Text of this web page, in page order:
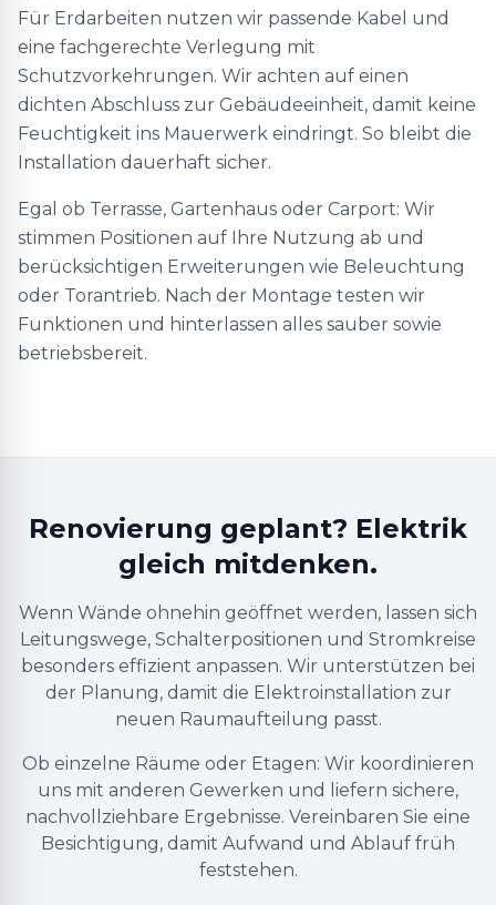
Für Erdarbeiten nutzen wir passende Kabel und
eine fachgerechte Verlegung mit
Schutzvorkehrungen. Wir achten auf einen
dichten Abschluss zur Gebäudeeinheit, damit keine
Feuchtigkeit ins Mauerwerk eindringt. So bleibt die
Installation dauerhaft sicher.
Egal ob Terrasse, Gartenhaus oder Carport: Wir
stimmen Positionen auf Ihre Nutzung ab und
berücksichtigen Erweiterungen wie Beleuchtung
oder Torantrieb. Nach der Montage testen wir
Funktionen und hinterlassen alles sauber sowie
betriebsbereit.
Renovierung geplant? Elektrik
gleich mitdenken.
Wenn Wände ohnehin geöffnet werden, lassen sich
Leitungswege, Schalterpositionen und Stromkreise
besonders effizient anpassen. Wir unterstützen bei
der Planung, damit die Elektroinstallation zur
neuen Raumaufteilung passt.
Ob einzelne Räume oder Etagen: Wir koordinieren
uns mit anderen Gewerken und liefern sichere,
nachvollziehbare Ergebnisse. Vereinbaren Sie eine
Besichtigung, damit Aufwand und Ablauf früh
feststehen.